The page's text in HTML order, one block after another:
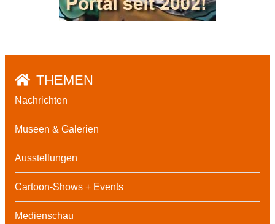
THEMEN
Nachrichten
Museen & Galerien
Ausstellungen
Cartoon-Shows + Events
Medienschau